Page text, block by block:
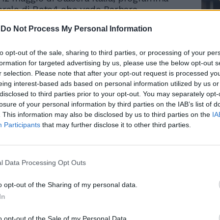
Do Not Process My Personal Information
opt-out of the sale, sharing to third parties, or processing of your
for targeted advertising by us, please use the below opt-out
selection. Please note that after your opt-out request is processed
interest-based ads based on personal information utilized by us
to third parties prior to your opt-out. You may separately
of your personal information by third parties on the IAB’s list of
This information may also be disclosed by us to third parties on the
Participants that may further disclose it to other third parties.
Data Processing Opt Outs
opt-out of the Sharing of my personal data.
opt-out of the Sale of my Personal Data.
di Rete4 che vede Barbara
sulla gestione dell’Occidente
si farà la pace secondo le regole che
Macron invece ha detto che non
Putin. Noi ce la cantiamo e ce la
Italia che Draghi è il capofila del fronte
proposto anche Matteo Salvini. Questi
parlano due lingue diverse. Se non
la Russia non si può essere
dopo averlo fatto in Ucraina.
psicologico. Indubbiamente
arrivati alla gola e quindi possono usare
Questa iperbole e questa barbarie
Rudy Giuliani a Come States?
Trump, Meloni e la strategia
americana